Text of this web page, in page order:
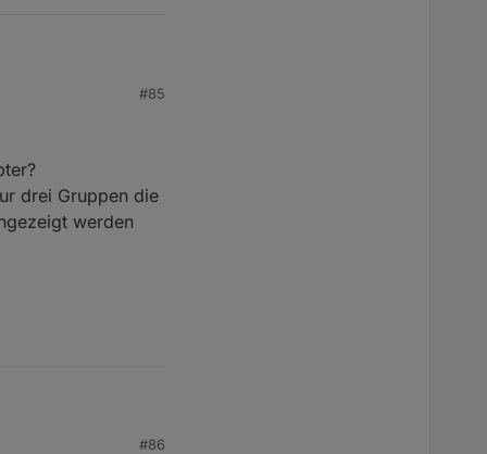
importieren und
#85
drei Gruppen die
werden
#86